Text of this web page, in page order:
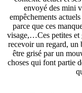
envoyé des mini
empêchements
parce que ces
visage,…Ces petites et
recevoir un regard, un
être grisé par un
choses qui font partie